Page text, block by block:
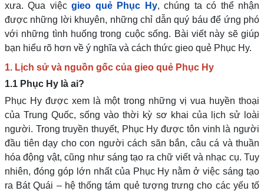
xưa. Qua việcgieo quẻ Phục Hy, chúng ta có thể nhận
được những lời khuyên, những chỉ dẫn quý báu để ứng phó
với những tình huống trong cuộc sống. Bài viết này sẽ giúp
bạn hiểu rõ hơn về ý nghĩa và cách thức gieo quẻ Phục Hy.
1. Lịch sử và nguồn gốc của gieo quẻ Phục Hy
1.1 Phục Hy là ai?
Phục Hy được xem là một trong những vị vua huyền thoại
của Trung Quốc, sống vào thời kỳ sơ khai của lịch sử loài
người. Trong truyền thuyết, Phục Hy được tôn vinh là người
đầu tiên dạy cho con người cách săn bắn, câu cá và thuần
hóa động vật, cũng như sáng tạo ra chữ viết và nhạc cụ. Tuy
nhiên, đóng góp lớn nhất của Phục Hy nằm ở việc sáng tạo
ra Bát Quái – hệ thống tám quẻ tượng trưng cho các yếu tố